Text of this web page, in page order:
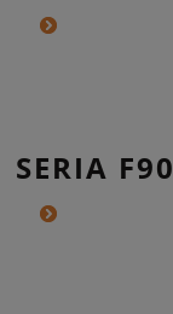
SERIA F90